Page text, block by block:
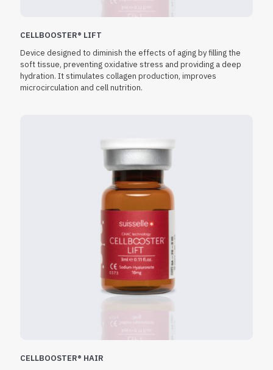
CELLBOOSTER® LIFT
Device designed to diminish the effects of aging by filling the
soft tissue, preventing oxidative stress and providing a deep
hydration. It stimulates collagen production, improves
microcirculation and cell nutrition.
CELLBOOSTER® HAIR